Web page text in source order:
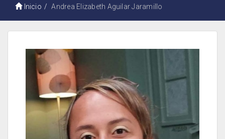
Inicio Andrea Elizabeth Aguilar Jaramillo